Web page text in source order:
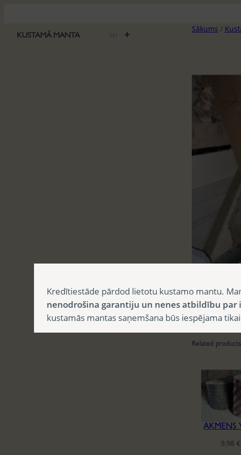
saturu
+
KUSTAMĀ MANTA
Sākums /
Related products
AKMENS
9,98€
Kredītiestāde pārdod lietotu kustamo mantu.
nenodrošina garantiju un nenes atbildību
kustamās mantas saņemšana būs iespējama